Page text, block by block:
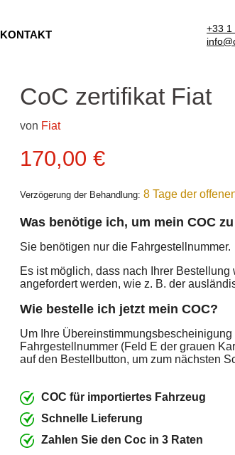
KONTAKT
+33 1
CoC zertifikat Fiat
von Fiat
Aktueller Preis
170,00 €
Verzögerung der Behandlung:8 Tage der
Was benötige ich, um mein COC
Sie benötigen nur die Fahrgestellnummer.
Es ist möglich, dass nach Ihrer Bestellung
angefordert werden, wie z. B. der
Wie bestelle ich jetzt mein COC?
Um Ihre
Fahrgestellnummer (Feld E der grauen
auf den Bestellbutton, um zum nächsten
COC für importiertes Fahrzeug
Schnelle Lieferung
Zahlen Sie den Coc in 3 Raten